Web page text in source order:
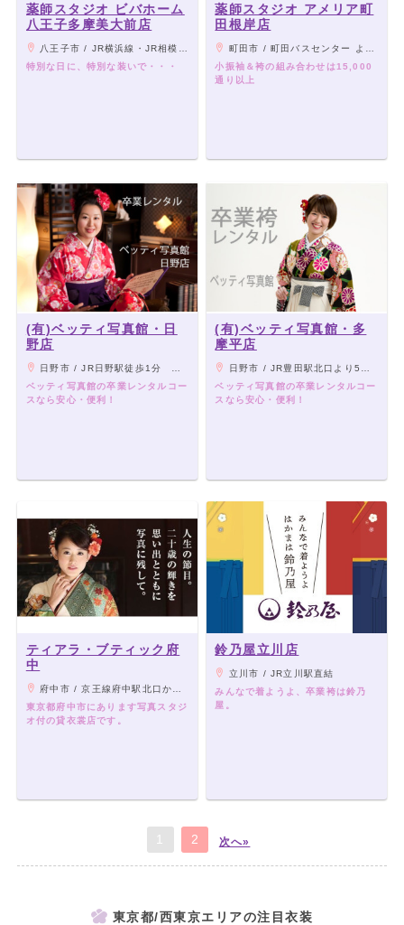
薬師スタジオ ビバホーム
八王子多摩美大前店
八王子市 / JR横浜線・JR相模線・京王相模原線 橋本駅北口６番乗場より 橋[75]、[78]多摩美術大学行きに乗車、「多摩美大坂上」下車徒歩２分 京王相模原線 多摩境駅西口乗場より橋[76]橋本駅北口行きに乗車、「多摩美大南」下車徒歩６分
特別な日に、特別な装いで・・・
薬師スタジオ アメリア町
田根岸店
町田市 / 町田バスセンター より14番野津田車庫行きまたは13番橋本駅北口 行き、根岸下車徒歩3分
小振袖＆袴の組み合わせは15,000
通り以上
(有)ベッティ写真館・日
野店
日野市 / JR日野駅徒歩1分 八坂神社近く
ベッティ写真館の卒業レンタルコー
スなら安心・便利！
(有)ベッティ写真館・多
摩平店
日野市 / JR豊田駅北口より5分、イオンモール北側近くです
ベッティ写真館の卒業レンタルコー
スなら安心・便利！
ティアラ・ブティック府
中
府中市 / 京王線府中駅北口から徒歩7分/甲州街道（国道20号）と小金井街道の交わる交差点（小金井街道入口）
東京都府中市にあります写真スタジ
オ付の貸衣裳店です。
鈴乃屋立川店
立川市 / JR立川駅直結
みんなで着ようよ、卒業袴は鈴乃
屋。
2 次へ»
東京都/西東京エリアの注目衣装